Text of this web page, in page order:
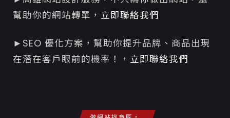
幫助你的網站轉單， 立即聯絡我們
►SEO 優化方案，幫助你提升品牌、商品出現
在潛在客戶眼前的機率！， 立即聯絡我們